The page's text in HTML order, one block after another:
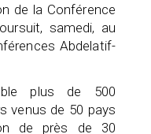
de la Conférence
samedi, au
Abdelatif-
plus de 500
venus de 50 pays
de près de 30